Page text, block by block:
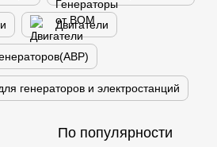
Двигатели
генераторов и электростанций
По популярности